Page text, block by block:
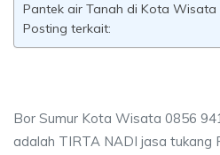
Pantek air Tanah di Kota Wisata
Posting terkait:
Bor Sumur Kota Wisata 0856
adalah TIRTA NADI jasa tukang